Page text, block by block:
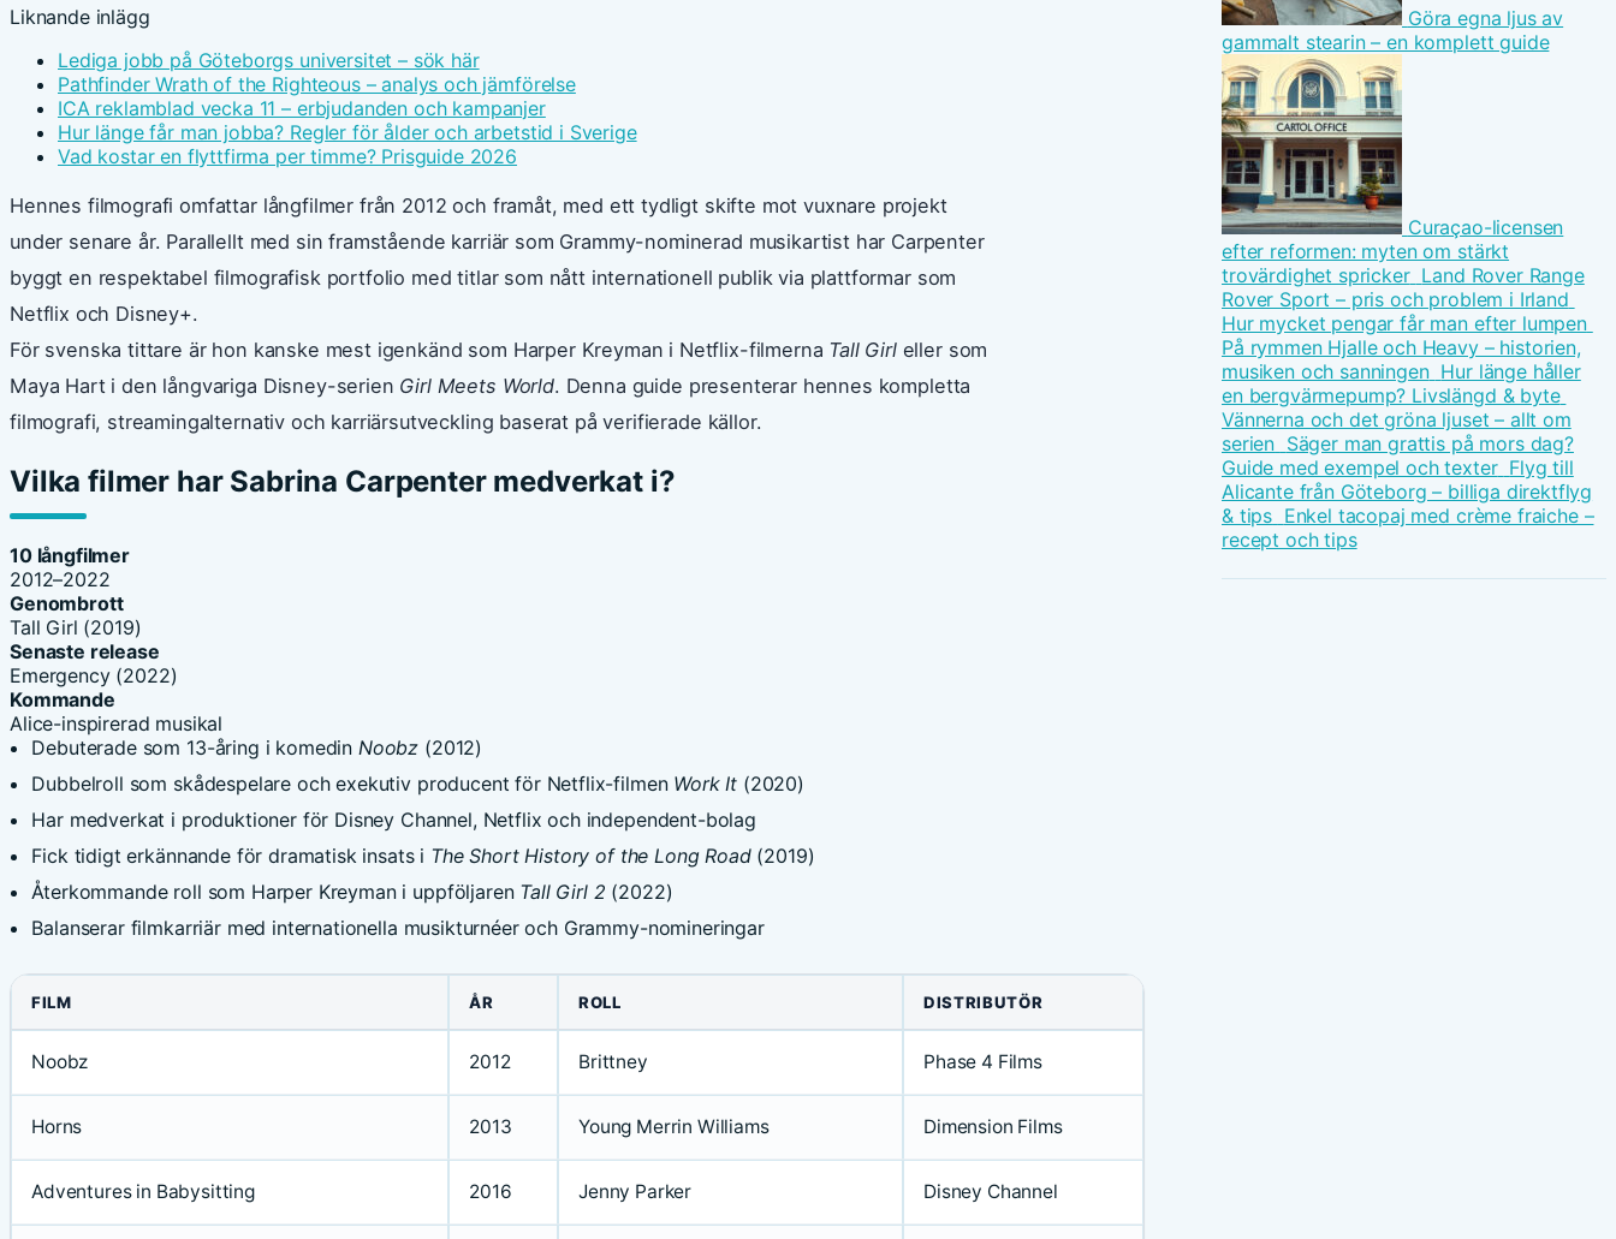
Liknande inlägg
Lediga jobb på Göteborgs universitet – sök här
Pathfinder Wrath of the Righteous – analys och jämförelse
ICA reklamblad vecka 11 – erbjudanden och kampanjer
Hur länge får man jobba? Regler för ålder och arbetstid i Sverige
Vad kostar en flyttfirma per timme? Prisguide 2026
Hennes filmografi omfattar långfilmer från 2012 och framåt, med ett tydligt skifte mot vuxnare projekt
under senare år. Parallellt med sin framstående karriär som Grammy-nominerad musikartist har Carpenter
byggt en respektabel filmografisk portfolio med titlar som nått internationell publik via plattformar som
Netflix och Disney+.
För svenska tittare är hon kanske mest igenkänd som Harper Kreyman i Netflix-filmerna Tall Girleller som
Maya Hart i den långvariga Disney-serien Girl Meets World. Denna guide presenterar hennes kompletta
filmografi, streamingalternativ och karriärsutveckling baserat på verifierade källor.
Vilka filmer har Sabrina Carpenter medverkat i?
10 långfilmer
2012–2022
Genombrott
Tall Girl (2019)
Senaste release
Emergency (2022)
Kommande
Alice-inspirerad musikal
Debuterade som 13-åring i komedin Noobz (2012)
Dubbelroll som skådespelare och exekutiv producent för Netflix-filmen Work It (2020)
Har medverkat i produktioner för Disney Channel, Netflix och independent-bolag
Fick tidigt erkännande för dramatisk insats i The Short History of the Long Road(2019)
Återkommande roll som Harper Kreyman i uppföljaren Tall Girl 2 (2022)
Balanserar filmkarriär med internationella musikturnéer och Grammy-nomineringar
FILM ÅR ROLL DISTRIBUTÖR
Noobz 2012 Brittney Phase 4 Films
Horns 2013 Young Merrin Williams Dimension Films
Adventures in Babysitting 2016 Jenny Parker Disney Channel
Göra egna ljus av
gammalt stearin – en komplett guide
Curaçao-licensen
efter reformen: myten om stärkt
trovärdighet spricker Land Rover Range
Rover Sport – pris och problem i Irland
Hur mycket pengar får man efter lumpen
På rymmen Hjalle och Heavy – historien,
musiken och sanningen Hur länge håller
en bergvärmepump? Livslängd & byte
Vännerna och det gröna ljuset – allt om
serien Säger man grattis på mors dag?
Guide med exempel och texter Flyg till
Alicante från Göteborg – billiga direktflyg
& tips Enkel tacopaj med crème fraiche –
recept och tips